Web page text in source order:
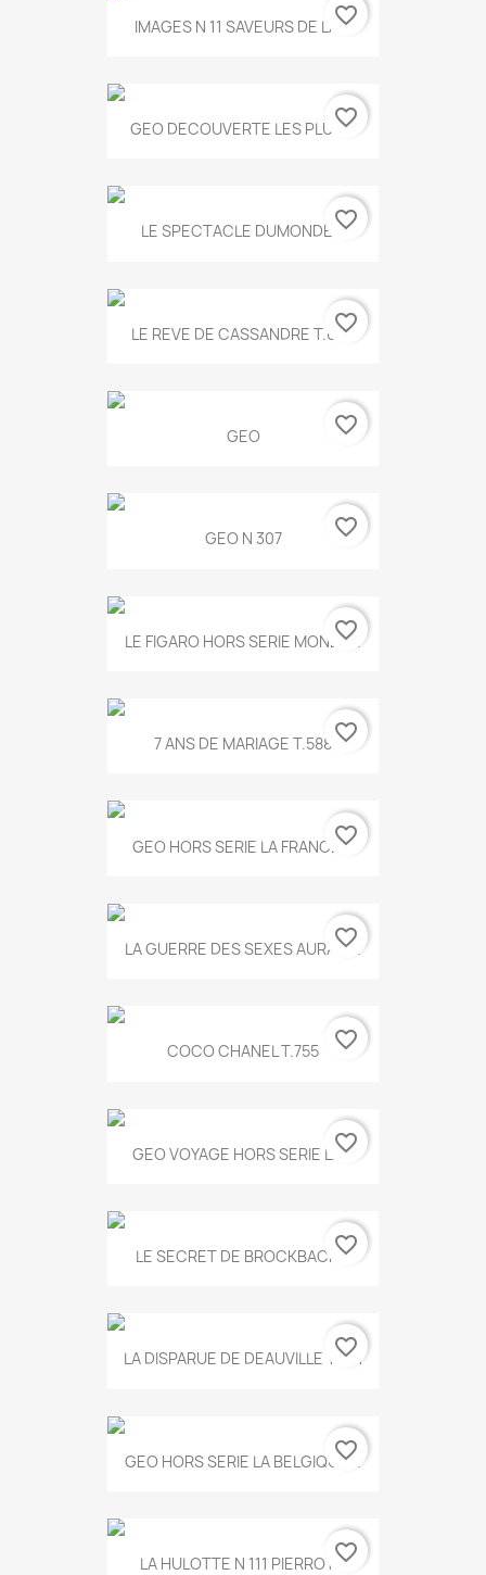
IMAGES N 11 SAVEURS DE LA...
favorite_border
GEO DECOUVERTE LES PLUS...
favorite_border
LE SPECTACLE DUMONDE...favorite_border
LE REVE DE CASSANDRE T.634
favorite_border
GEO favorite_border
GEO N 307 favorite_border
LE FIGARO HORS SERIE MONET...
favorite_border
7 ANS DE MARIAGE T.588 favorite_border
GEO HORS SERIE LA FRANCE...
favorite_border
LA GUERRE DES SEXES AURA T...
favorite_border
COCO CHANEL T.755 favorite_border
GEO VOYAGE HORS SERIE LA...
favorite_border
LE SECRET DE BROCKBACK...
favorite_border
LA DISPARUE DE DEAUVILLE T.551
favorite_border
GEO HORS SERIE LA BELGIQUE...
favorite_border
LA HULOTTE N 111 PIERROT...favorite_border